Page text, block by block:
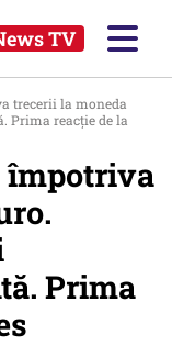
TV
trecerii la moneda
Prima reacţie de la
împotriva
Prima